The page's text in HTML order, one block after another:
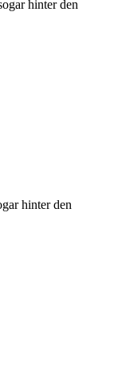
hinter den
hinter den